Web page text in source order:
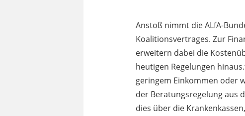
Anstoß nimmt die ALfA-
Koalitionsvertrages. Zur
erweitern dabei die
heutigen Regelungen
geringem Einkommen oder
der Beratungsregelung aus
dies über die